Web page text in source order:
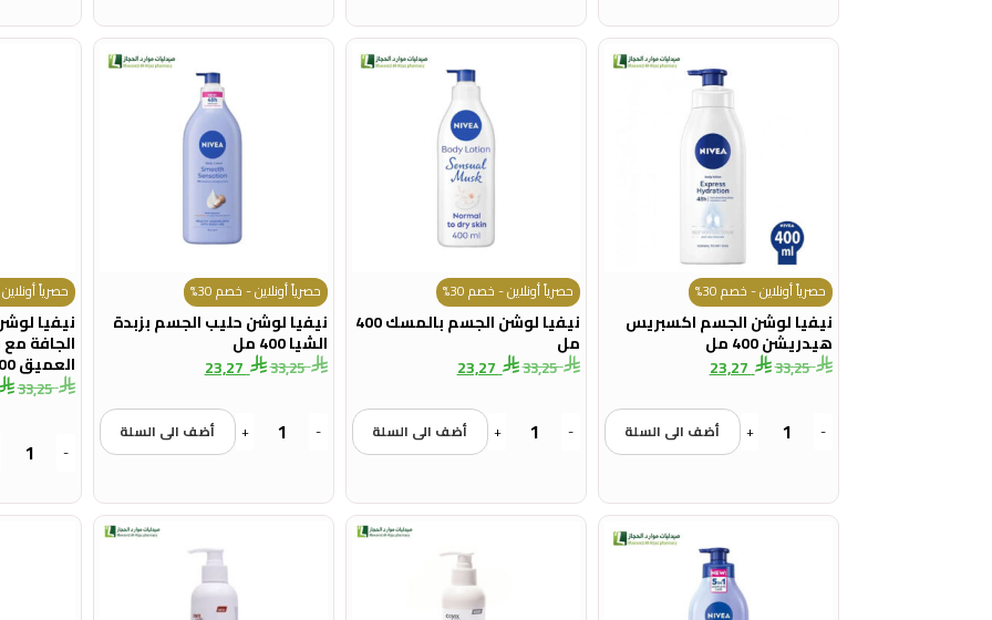
حصرياً أونلاين - خصم 30%
نيفيا لوشن الجسم اكسبريس
هيدريشن 400 مل
33,25
23,27
-
+ أضف الى السلة
حصرياً أونلاين - خصم 30%
نيفيا لوشن الجسم بالمسك 400
مل
33,25
23,27
-
+ أضف الى السلة
حصرياً أونلاين - خصم 30%
نيفيا لوشن حليب الجسم بزبدة
الشيا 400 مل
33,25
23,27
-
+ أضف الى السلة
حصرياً أونلاين
نيفيا
الجافة
العميق 400 مل
33,25
-